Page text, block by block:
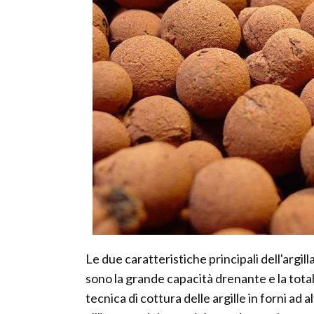
Le due caratteristiche principali
sono la grande capacità drenante e la
tecnica di cottura delle argille in forni ad